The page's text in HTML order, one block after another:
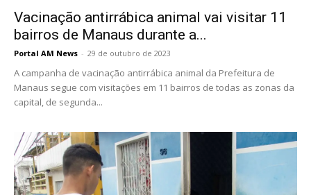
Vacinação antirrábica animal vai visitar 11
bairros de Manaus durante a...
Portal AM News - 29 de outubro de 2023
A campanha de vacinação antirrábica animal da Prefeitura de
Manaus segue com visitações em 11 bairros de todas as zonas da
capital, de segunda...